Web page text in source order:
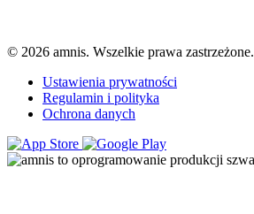
© 2026 amnis. Wszelkie prawa zastrzeżone.
Ustawienia prywatności
Regulamin i polityka
Ochrona danych